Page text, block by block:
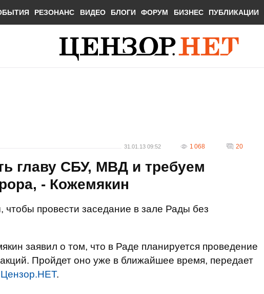
РЕЗОНАНС ВИДЕО БЛОГИ ФОРУМ БИЗНЕС ПУБЛИКАЦИИ
31.01.13 09:52 1 068 20
главу СБУ, МВД и требуем
- Кожемякин
чтобы провести заседание в зале Рады без
заявил о том, что в Раде планируется проведение
Пройдет оно уже в ближайшее время, передает
Цензор.НЕТ.